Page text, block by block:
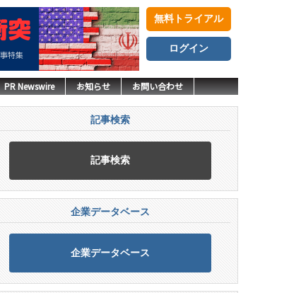
無料トライアル
ログイン
PR Newswire お知らせ お問い合わせ
記事検索
記事検索
企業データベース
企業データベース